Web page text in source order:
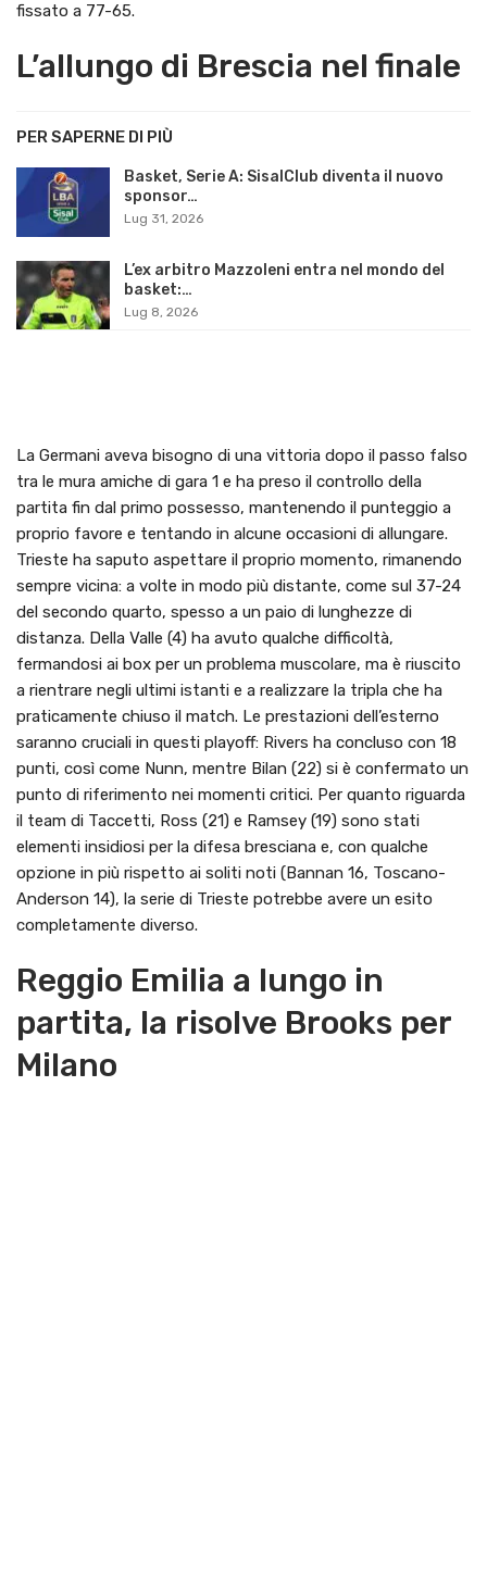
fissato a 77-65.
L’allungo di Brescia nel finale
PER SAPERNE DI PIÙ
Basket, Serie A: SisalClub diventa il nuovo
sponsor…
Lug 31, 2026
L’ex arbitro Mazzoleni entra nel mondo del
basket:…
Lug 8, 2026
La Germani aveva bisogno di una vittoria dopo il passo falso
tra le mura amiche di gara 1 e ha preso il controllo della
partita fin dal primo possesso, mantenendo il punteggio a
proprio favore e tentando in alcune occasioni di allungare.
Trieste ha saputo aspettare il proprio momento, rimanendo
sempre vicina: a volte in modo più distante, come sul 37-24
del secondo quarto, spesso a un paio di lunghezze di
distanza. Della Valle (4) ha avuto qualche difficoltà,
fermandosi ai box per un problema muscolare, ma è riuscito
a rientrare negli ultimi istanti e a realizzare la tripla che ha
praticamente chiuso il match. Le prestazioni dell’esterno
saranno cruciali in questi playoff: Rivers ha concluso con 18
punti, così come Nunn, mentre Bilan (22) si è confermato un
punto di riferimento nei momenti critici. Per quanto riguarda
il team di Taccetti, Ross (21) e Ramsey (19) sono stati
elementi insidiosi per la difesa bresciana e, con qualche
opzione in più rispetto ai soliti noti (Bannan 16, Toscano-
Anderson 14), la serie di Trieste potrebbe avere un esito
completamente diverso.
Reggio Emilia a lungo in
partita, la risolve Brooks per
Milano